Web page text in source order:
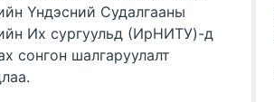
Үндэсний Судалгааны
Их сургуульд (ИрНИТУ)-д
сонгон шалгаруулалт